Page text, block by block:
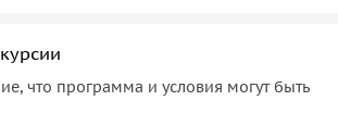
и традиционную культуру.
что программа и условия могут быть